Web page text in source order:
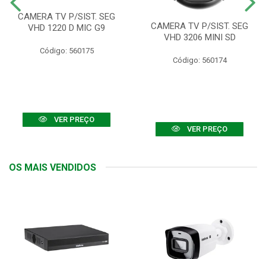
CAMERA TV P/SIST. SEG
VHD 1220 D MIC G9
Código: 560175
VER PREÇO
CAMERA TV P/SIST. SEG
VHD 3206 MINI SD
Código: 560174
VER PREÇO
OS MAIS VENDIDOS